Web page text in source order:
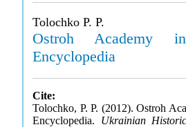
Tolochko P. P.
Ostroh Academy
Encyclopedia
Cite:
Tolochko, P. P. (2012). Ostroh
Encyclopedia. Ukrainian